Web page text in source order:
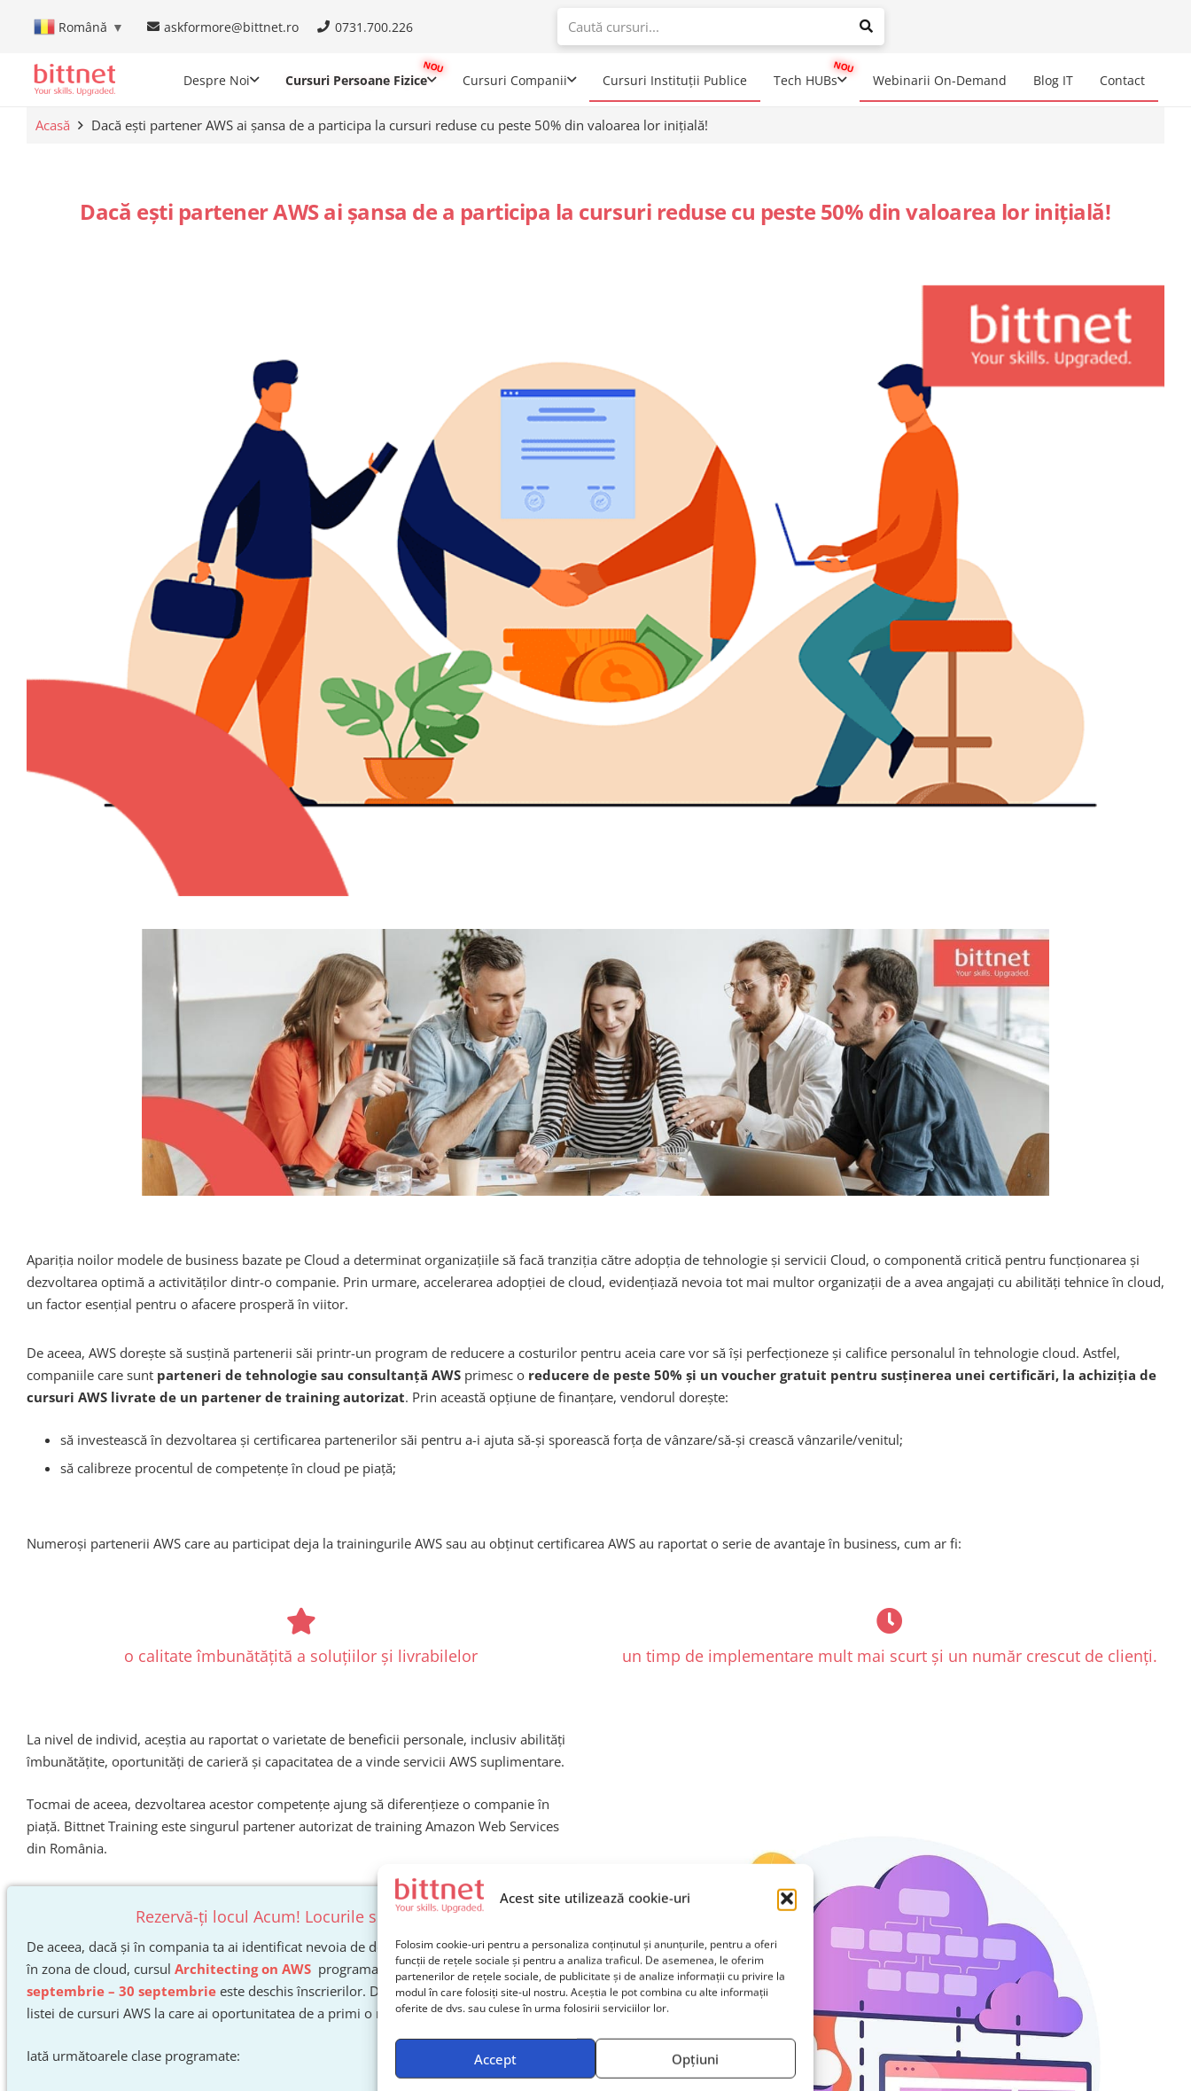
Acest site utilizează cookie-uri
Folosim cookie-uri pentru a personaliza conținutul și anunțurile, pentru a oferi
funcții de rețele sociale și pentru a analiza traficul. De asemenea, le oferim
partenerilor de rețele sociale, de publicitate și de analize informații cu privire la
modul în care folosiți site-ul nostru. Aceștia le pot combina cu alte informații
oferite de dvs. sau culese în urma folosirii serviciilor lor.
Accept Opțiuni
Română ▼ askformore@bittnet.ro 0731.700.226
When autocomplete results are available use up and down arrows to
Despre Noi Cursuri Persoane Fizice Cursuri Companii Cursuri Instituții Publice Tech HUBs Webinarii On-Demand Blog IT Contact
Acasă Dacă ești partener AWS ai șansa de a participa la cursuri reduse cu peste 50% din valoarea lor inițială!
Dacă ești partener AWS ai șansa de a participa la cursuri reduse cu peste 50% din valoarea lor inițială!
Apariția noilor modele de business bazate pe Cloud a determinat organizațiile să facă tranziția către adopția de tehnologie și servicii Cloud, o componentă critică pentru funcționarea și
dezvoltarea optimă a activităților dintr-o companie. Prin urmare, accelerarea adopției de cloud, evidențiază nevoia tot mai multor organizații de a avea angajați cu abilități tehnice în cloud,
un factor esențial pentru o afacere prosperă în viitor.
De aceea, AWS dorește să susțină partenerii săi printr-un program de reducere a costurilor pentru aceia care vor să își perfecționeze și califice personalul în tehnologie cloud. Astfel,
companiile care sunt parteneri de tehnologie sau consultanță AWS primesc o reducere de peste 50% și un voucher gratuit pentru susținerea unei certificări, la achiziția de
cursuri AWS livrate de un partener de training autorizat. Prin această opțiune de finanțare, vendorul dorește:
să investească în dezvoltarea și certificarea partenerilor săi pentru a-i ajuta să-și sporească forța de vânzare/să-și crească vânzarile/venitul;
să calibreze procentul de competențe în cloud pe piață;
Numeroși partenerii AWS care au participat deja la trainingurile AWS sau au obținut certificarea AWS au raportat o serie de avantaje în business, cum ar fi:
o calitate îmbunătățită a soluțiilor și livrabilelor un timp de implementare mult mai scurt și un număr crescut de clienți.
La nivel de individ, aceștia au raportat o varietate de beneficii personale, inclusiv abilități
îmbunătățite, oportunități de carieră și capacitatea de a vinde servicii AWS suplimentare.
Tocmai de aceea, dezvoltarea acestor competențe ajung să diferențieze o companie în
piață. Bittnet Training este singurul partener autorizat de training Amazon Web Services
din România.
Rezervă-ți locul Acum! Locurile sunt limitate!
De aceea, dacă și în compania ta ai identificat nevoia de dezvoltare ale abilităților tehnice
în zona de cloud, cursul Architecting on AWS programat de Bittnet Training între27
septembrie – 30 septembrie este deschis înscrierilor. De altfel, poți consulta și restul
listei de cursuri AWS la care ai oportunitatea de a primi o reducere de peste 50%.
Iată următoarele clase programate: